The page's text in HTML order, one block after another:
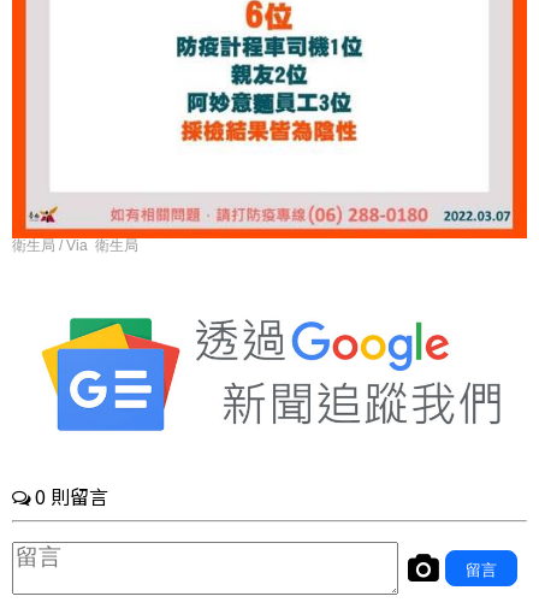
衛生局 / Via 衛生局